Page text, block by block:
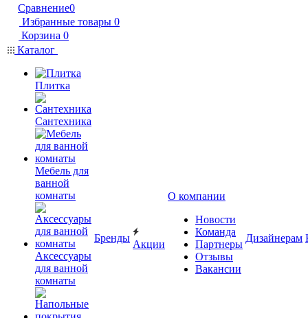
Сравнение0
Избранные товары 0
Корзина 0
Каталог
Плитка
Сантехника
Мебель для
ванной
комнаты
Аксессуары
для ванной
комнаты
Бренды
Акции
О компании
Новости
Команда
Партнеры
Отзывы
Вакансии
Дизайнерам